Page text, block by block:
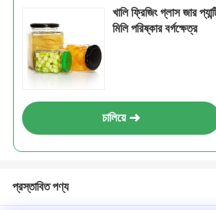
খালি ফ্রিজিং গ্লাস জার
মিলি পরিষ্কার বর্গক্ষেত্র
চালিয়ে
প্রস্তাবিত পণ্য